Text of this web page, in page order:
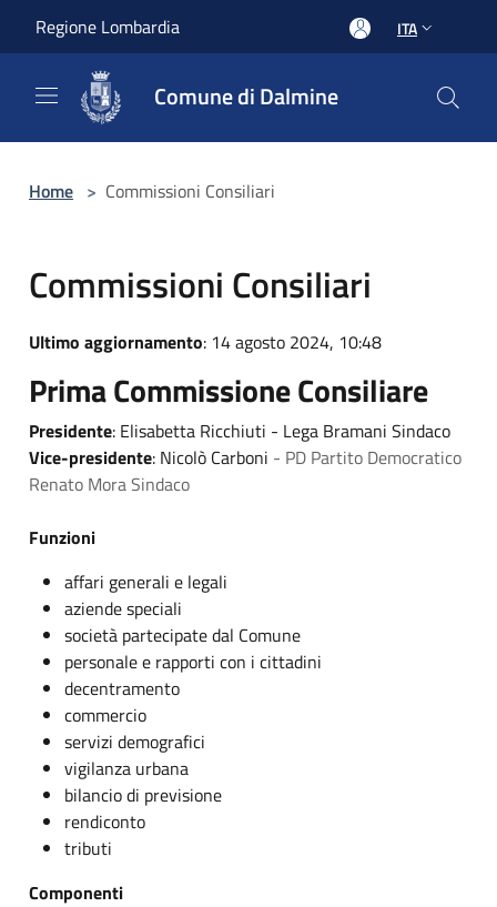
Regione Lombardia ITA
Comune di Dalmine
Home > Commissioni Consiliari
Commissioni Consiliari
Ultimo aggiornamento: 14 agosto 2024, 10:48
Prima Commissione Consiliare
Presidente: Elisabetta Ricchiuti - Lega Bramani Sindaco
Vice-presidente: Nicolò Carboni - PD Partito Democratico
Renato Mora Sindaco
Funzioni
affari generali e legali
aziende speciali
società partecipate dal Comune
personale e rapporti con i cittadini
decentramento
commercio
servizi demografici
vigilanza urbana
bilancio di previsione
rendiconto
tributi
Componenti